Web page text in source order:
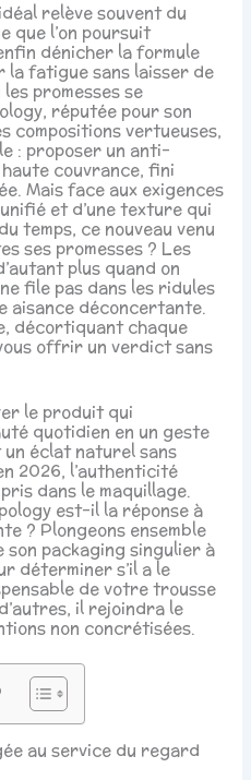
relève souvent du
que l’on poursuit
dénicher la formule
la fatigue sans laisser de
promesses se
réputée pour son
compositions vertueuses,
: proposer un anti-
couvrance, fini
Mais face aux exigences
et d’une texture qui
temps, ce nouveau venu
ses promesses ? Les
plus quand on
file pas dans les ridules
aisance déconcertante.
décortiquant chaque
offrir un verdict sans
le produit qui
quotidien en un geste
éclat naturel sans
2026, l’authenticité
dans le maquillage.
est-il la réponse à
? Plongeons ensemble
packaging singulier à
déterminer s’il a le
de votre trousse
il rejoindra le
non concrétisées.
au service du regard